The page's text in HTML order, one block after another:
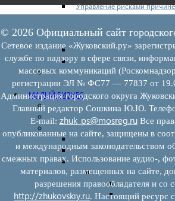
Управление рисками
охраняемым законом
государственного контроля
контроля
Программа профилактики
Доклады муниципального
Муниципальный контроль за ЕТО
Муниципальный контроль в сфере
МАЛЫЙ БИЗНЕС
Прием предпринимателей
Новости МСП
Поддержка МСП
Поддержка МСП
Финансовая поддержка
Имущественная поддержка
Нормативно-
Федеральное
Региональное
© 2026 Официальный сайт
Сетевое издание «Жуковский.ру»
службе по надзору в сфере связи,
массовых коммуникаций
регистрации ЭЛ № ФС77 — 77837 от
Администрация городского округа
Главный редактор Сошкина Ю.Ю.
E‑mail: zhuk_ps@mosreg.ruВсе
опубликованные на сайте, защищены в
и международным законодательством
смежных правах. Использование аудио-,
материалов, размещенных на сайте,
разрешения правообладателя и со
http://zhukovskiy.ru. Настоящий ресурс